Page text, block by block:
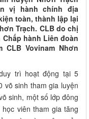
vị hành chính địa
toàn, thành lập lại
Trạch. CLB do chị
Chấp hành Liên đoàn
CLB Vovinam Nhơn
trì hoạt động tại 5
võ sinh tham gia luyện
sinh, một số lớp đông
viên tham gia tăng